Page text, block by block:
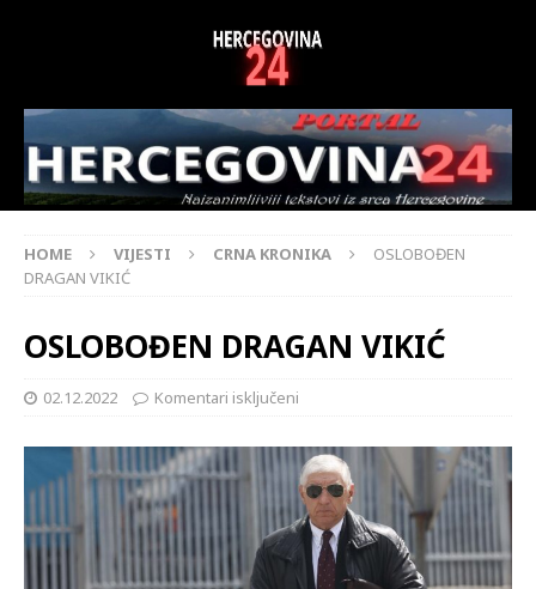
HOME VIJESTI CRNA KRONIKA
OSLOBOĐEN
DRAGAN VIKIĆ
OSLOBOĐEN DRAGAN VIKIĆ
02.12.2022 Komentari isključeni